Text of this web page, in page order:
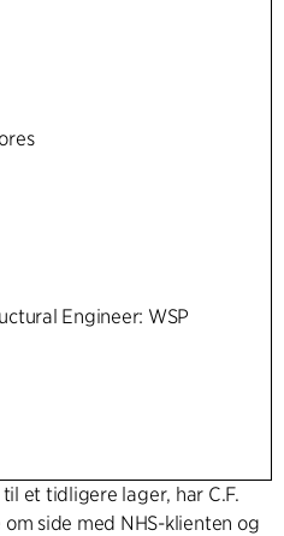
Engineer: WSP
et tidligere lager, har C.F.
side med NHS-klienten og